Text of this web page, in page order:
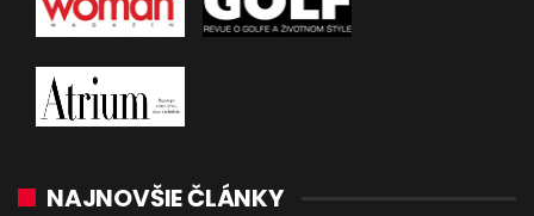
NAJNOVŠIE ČLÁNKY